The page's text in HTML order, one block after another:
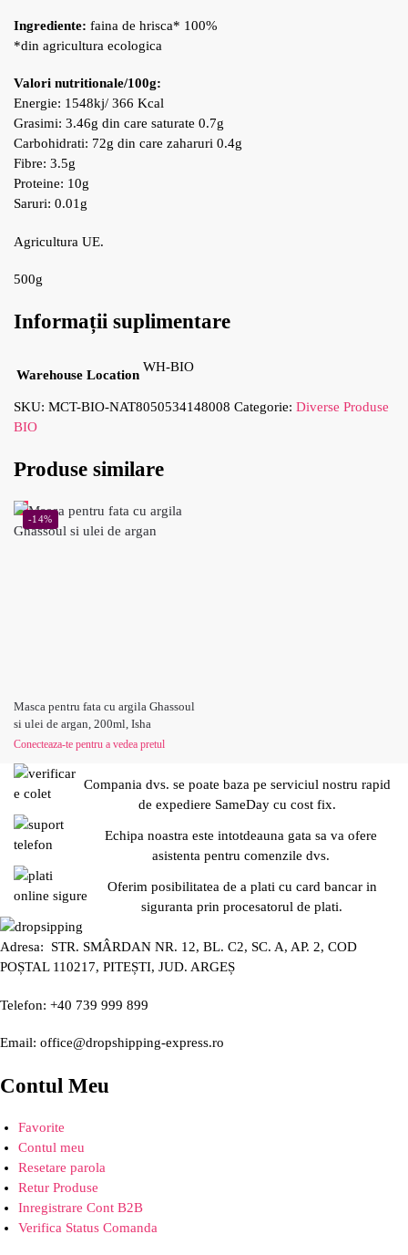
Ingrediente: faina de hrisca* 100%
*din agricultura ecologica
Valori nutritionale/100g:
Energie: 1548kj/ 366 Kcal
Grasimi: 3.46g din care saturate 0.7g
Carbohidrati: 72g din care zaharuri 0.4g
Fibre: 3.5g
Proteine: 10g
Saruri: 0.01g
Agricultura UE.
500g
Informații suplimentare
Warehouse Location
WH-BIO
SKU: MCT-BIO-NAT8050534148008 Categorie: Diverse Produse
BIO
Produse similare
-14%
Masca pentru fata cu argila Ghassoul
si ulei de argan, 200ml, Isha
Conecteaza-te pentru a vedea pretul
Compania dvs. se poate baza pe serviciul nostru rapid
de expediere SameDay cu cost fix.
Echipa noastra este intotdeauna gata sa va ofere
asistenta pentru comenzile dvs.
Oferim posibilitatea de a plati cu card bancar in
siguranta prin procesatorul de plati.
Adresa: STR. SMÂRDAN NR. 12, BL. C2, SC. A, AP. 2, COD
POȘTAL 110217, PITEȘTI, JUD. ARGEȘ
Telefon: +40 739 999 899
Email: office@dropshipping-express.ro
Contul Meu
Favorite
Contul meu
Resetare parola
Retur Produse
Inregistrare Cont B2B
Verifica Status Comanda